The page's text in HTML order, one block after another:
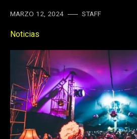
MARZO 12, 2024 STAFF
Noticias